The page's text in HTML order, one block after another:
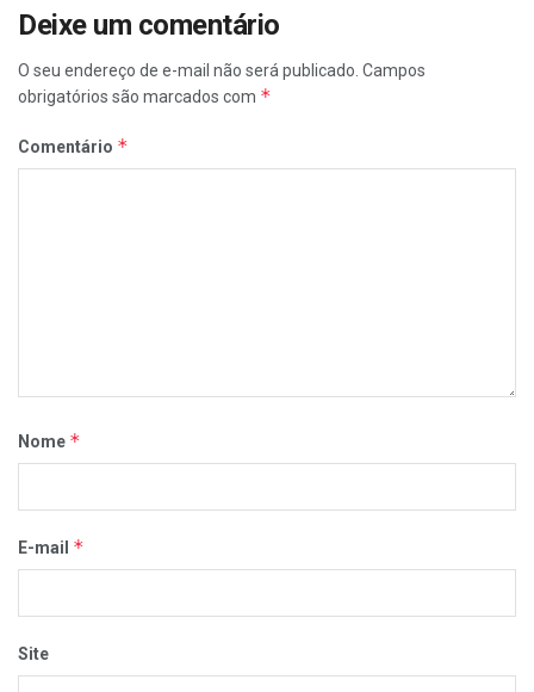
Deixe um comentário
O seu endereço de e-mail não será publicado. Campos
obrigatórios são marcados com *
Comentário *
Nome *
E-mail *
Site